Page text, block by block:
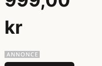
kr